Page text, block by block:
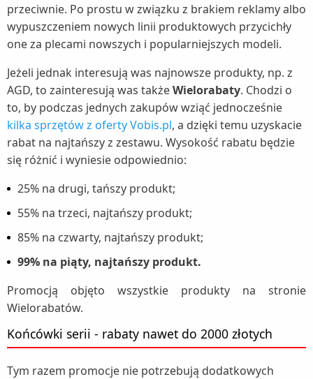
przeciwnie. Po prostu w związku z brakiem reklamy albo
wypuszczeniem nowych linii produktowych przycichły
one za plecami nowszych i popularniejszych modeli.
Jeżeli jednak interesują was najnowsze produkty, np. z
AGD, to zainteresują was takżeWielorabaty. Chodzi o
to, by podczas jednych zakupów wziąć jednocześnie
kilka sprzętów z oferty Vobis.pl, a dzięki temu uzyskacie
rabat na najtańszy z zestawu. Wysokość rabatu będzie
się różnić i wyniesie odpowiednio:
25% na drugi, tańszy produkt;
55% na trzeci, najtańszy produkt;
85% na czwarty, najtańszy produkt;
99% na piąty, najtańszy produkt.
Promocją objęto wszystkie produkty na stronie
Wielorabatów.
Końcówki serii - rabaty nawet do 2000 złotych
Tym razem promocje nie potrzebują dodatkowych